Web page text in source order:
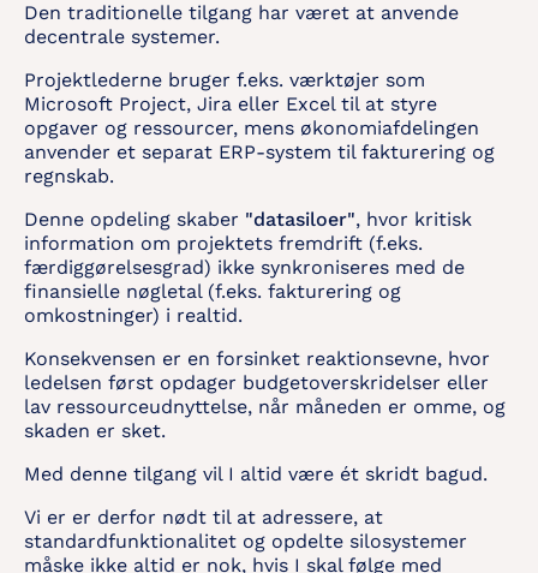
Den traditionelle tilgang har været at anvende
decentrale systemer.
Projektlederne bruger f.eks. værktøjer som
Microsoft Project, Jira eller Excel til at styre
opgaver og ressourcer, mens økonomiafdelingen
anvender et separat ERP-system til fakturering og
regnskab.
Denne opdeling skaber "datasiloer", hvor kritisk
information om projektets fremdrift (f.eks.
færdiggørelsesgrad) ikke synkroniseres med de
finansielle nøgletal (f.eks. fakturering og
omkostninger) i realtid.
Konsekvensen er en forsinket reaktionsevne, hvor
ledelsen først opdager budgetoverskridelser eller
lav ressourceudnyttelse, når måneden er omme, og
skaden er sket.
Med denne tilgang vil I altid være ét skridt bagud.
Vi er er derfor nødt til at adressere, at
standardfunktionalitet og opdelte silosystemer
måske ikke altid er nok, hvis I skal følge med